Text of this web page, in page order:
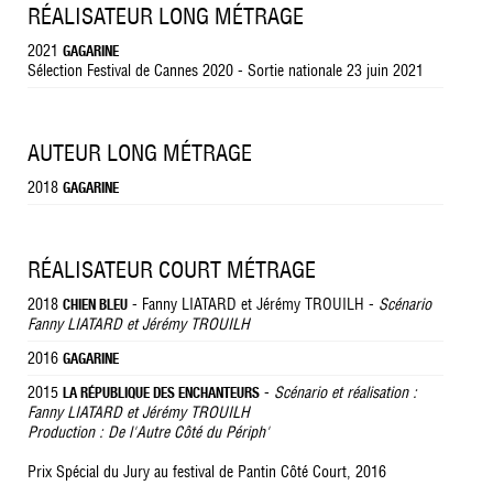
RÉALISATEUR LONG MÉTRAGE
2021 GAGARINE
Sélection Festival de Cannes 2020 - Sortie nationale 23 juin 2021
AUTEUR LONG MÉTRAGE
2018 GAGARINE
RÉALISATEUR COURT MÉTRAGE
2018 CHIEN BLEU - Fanny LIATARD et Jérémy TROUILH - Scénario
Fanny LIATARD et Jérémy TROUILH
2016 GAGARINE
2015 LA RÉPUBLIQUE DES ENCHANTEURS - Scénario et réalisation :
Fanny LIATARD et Jérémy TROUILH
Production : De l'Autre Côté du Périph'
Prix Spécial du Jury au festival de Pantin Côté Court, 2016